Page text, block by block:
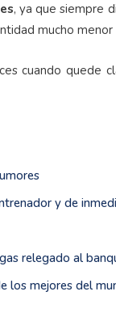
, ya que siempre
mucho menor
cuando quede
y de
relegado al
los mejores del
de Honduras